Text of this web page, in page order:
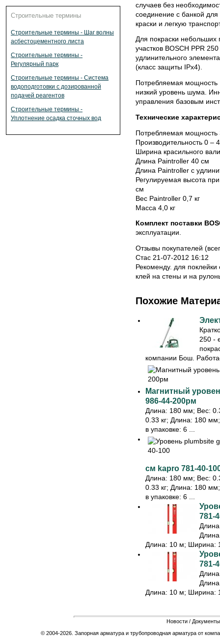
Строительные термины
Строительные термины - Шаг волны
асбестоцементного листа
Строительные термины -
Регулярный парк
Строительные термины - Система
водоподготовки с дозированной
подачей реагентов
Строительные термины -
Уплотнение осадка сточных вод
случаев без
соединение с банкой для
краски и легкую
Для покраски
участков BOSCH PPR
удлинительного
(класс защиты IPx4).
Потребляемая мощность
низкий уровень шума.
управления базовым
Технические
Потребляемая мощность
Производительность 0 –
Ширина красильного
Длина Paintroller 40 см
Длина Paintroller с
Регулируемая высота
см
Вес Paintroller 0,7 кг
Масса 4,0 кг
Комплект поставки
эксплуатации.
Отзывы покупателей
Стас 21-07-2012 16:12
Рекоменду. для
клей на стены и на
Похожие
250 -
компании Бош.
Магнитный
986-44-200рм
Длина: 180 мм; Вес:
0.33 кг; Длина: 180
в упаковке: 6 ...
см kapro 781-40-
Длина: 180 мм; Вес:
0.33 кг; Длина: 180
в упаковке: 6 ...
781-
Длина: 10 м; Ширина:
781-
Длина: 10 м; Ширина:
Новости / Документы
© 2004-2026. Запорная арматура и трубопроводная арматура от